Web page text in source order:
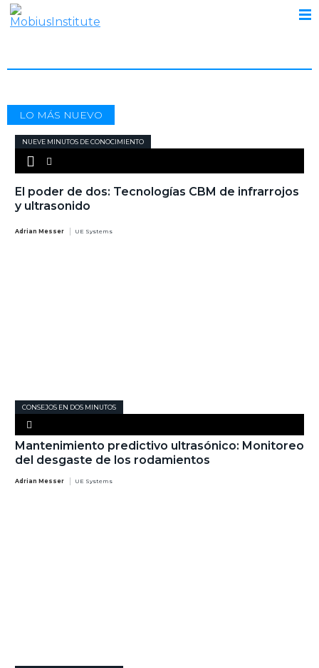
LO MÁS NUEVO
NUEVE MINUTOS DE CONOCIMIENTO
El poder de dos: Tecnologías CBM de infrarrojos
y ultrasonido
Adrian Messer UE Systems
CONSEJOS EN DOS MINUTOS
Mantenimiento predictivo ultrasónico: Monitoreo
del desgaste de los rodamientos
Adrian Messer UE Systems